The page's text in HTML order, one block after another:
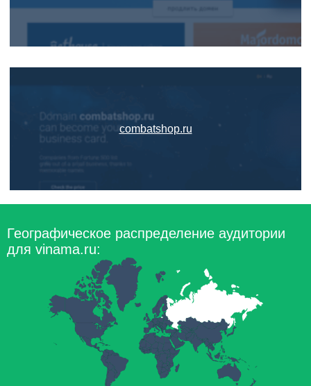
combatshop.ru
Географическое распределение аудитории
для vinama.ru: